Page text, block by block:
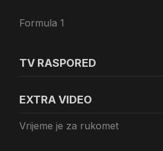
Formula 1
TV RASPORED
EXTRA VIDEO
Vrijeme je za rukomet